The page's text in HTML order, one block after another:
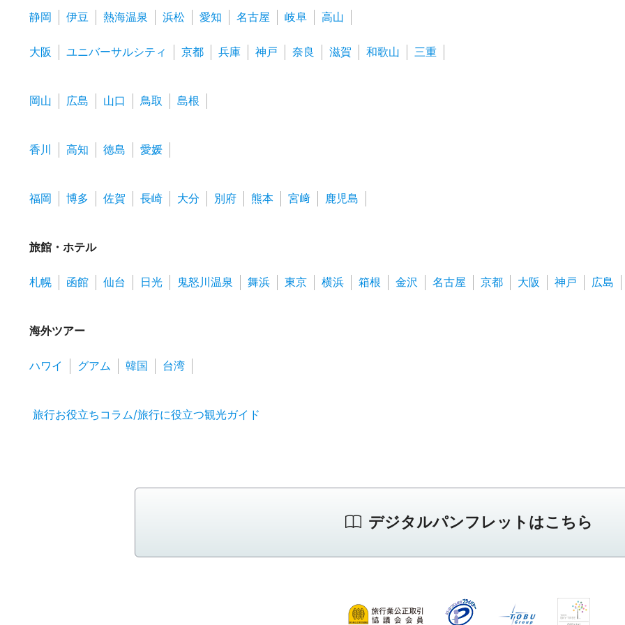
静岡 伊豆 熱海温泉 浜松 愛知 名古屋 岐阜 高山
大阪 ユニバーサルシティ 京都 兵庫 神戸 奈良 滋賀 和歌山 三重
岡山 広島 山口 鳥取 島根
香川 高知 徳島 愛媛
福岡 博多 佐賀 長崎 大分 別府 熊本 宮﨑 鹿児島
旅館・ホテル
札幌 函館 仙台 日光 鬼怒川温泉 舞浜 東京 横浜 箱根 金沢 名古屋 京都 大阪 神戸 広島
海外ツアー
ハワイ グアム 韓国 台湾
旅行お役立ちコラム/旅行に役立つ観光ガイド
デジタルパンフレットはこちら